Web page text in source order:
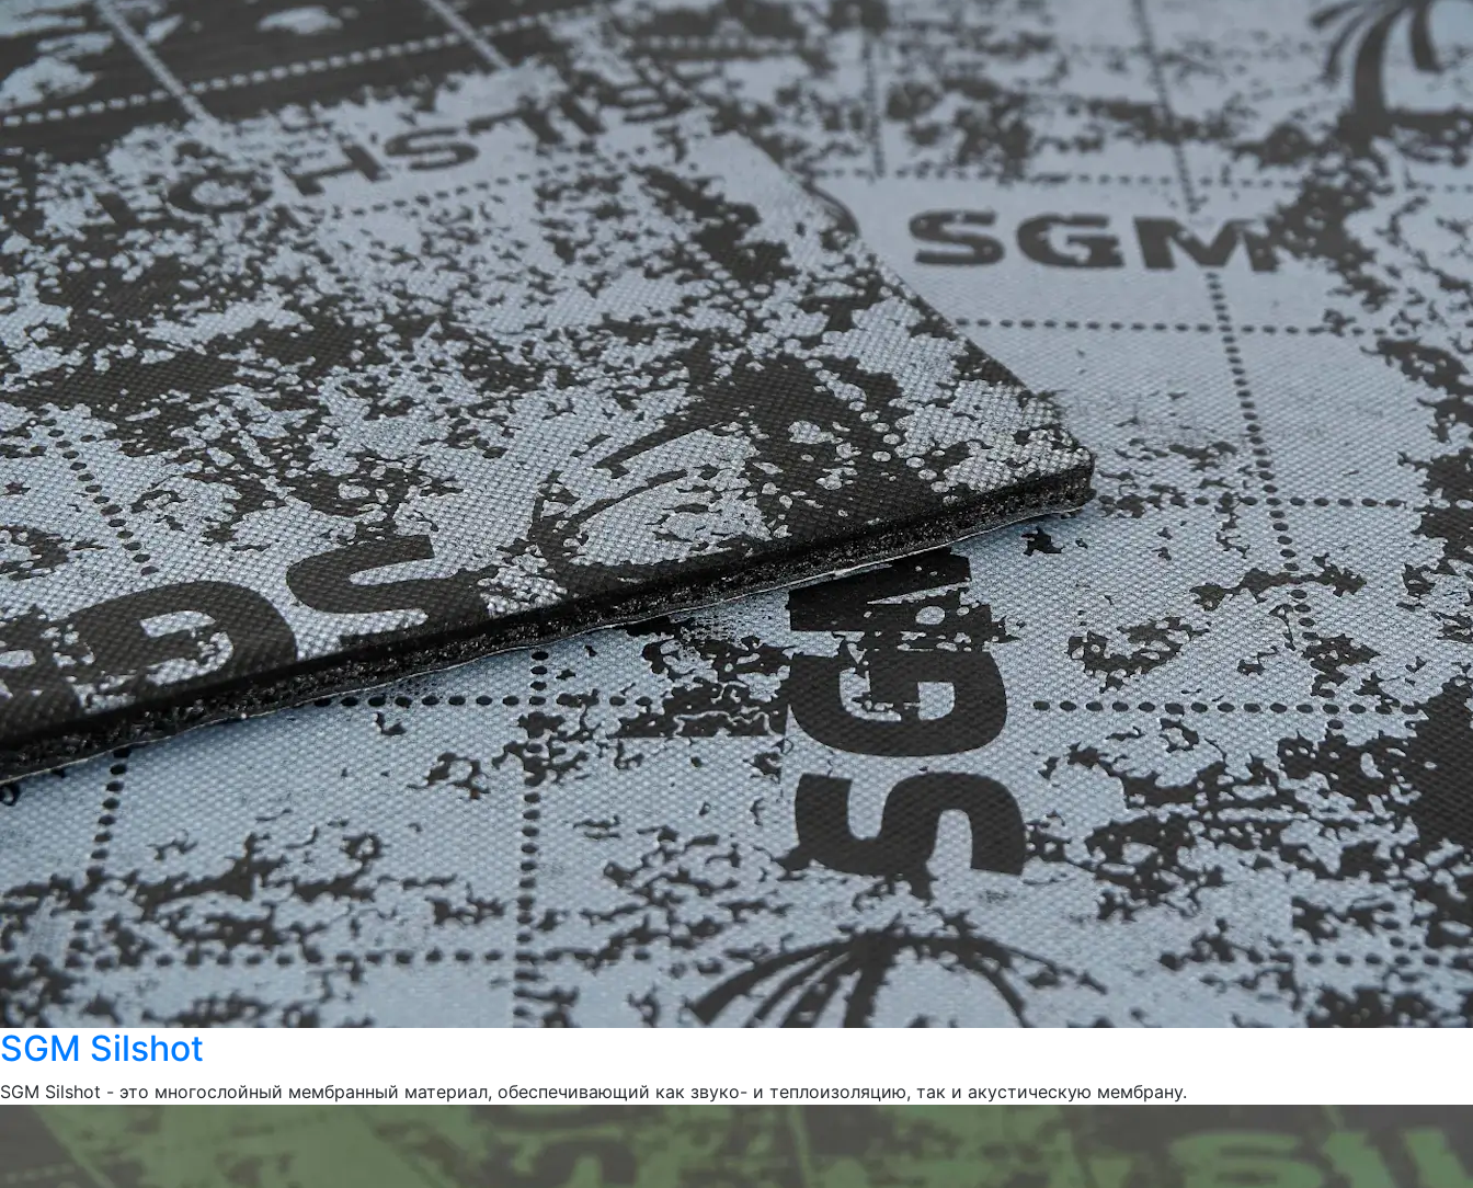
SGM Silshot
SGM Silshot - это многослойный мембранный материал, обеспечивающий как звуко- и теплоизоляцию, так и акустическую мембрану.